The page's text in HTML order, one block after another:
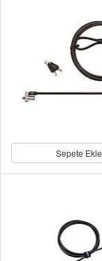
Sepete Ekle